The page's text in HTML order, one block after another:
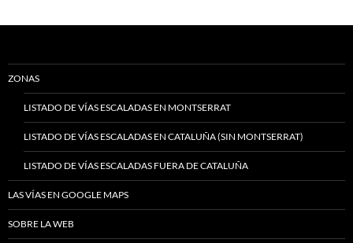
ZONAS
LISTADO DE VÍAS ESCALADAS EN MONTSERRAT
LISTADO DE VÍAS ESCALADAS EN CATALUÑA (SIN MONTSERRAT)
LISTADO DE VÍAS ESCALADAS FUERA DE CATALUÑA
LAS VÍAS EN GOOGLE MAPS
SOBRE LA WEB